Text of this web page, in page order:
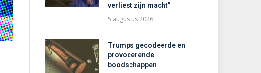
verliest zijn macht”
5 augustus 2026
Trumps gecodeerde en
provocerende
boodschappen